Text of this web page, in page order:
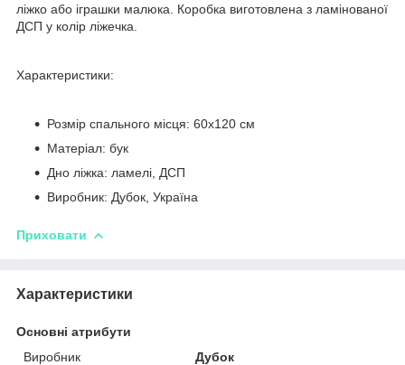
ліжко або іграшки малюка. Коробка виготовлена з ламінованої
ДСП у колір ліжечка.
Характеристики:
Розмір спального місця: 60х120 см
Матеріал: бук
Дно ліжка: ламелі, ДСП
Виробник: Дубок, Україна
Приховати
Характеристики
Основні атрибути
Виробник
Дубок